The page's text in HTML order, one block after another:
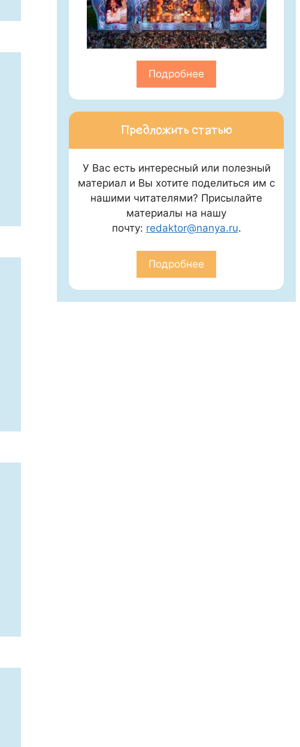
Подробнее
Предложить статью
У Вас есть интересный или полезный
материал и Вы хотите поделиться им с
нашими читателями? Присылайте
материалы на нашу
почту: redaktor@nanya.ru.
Подробнее